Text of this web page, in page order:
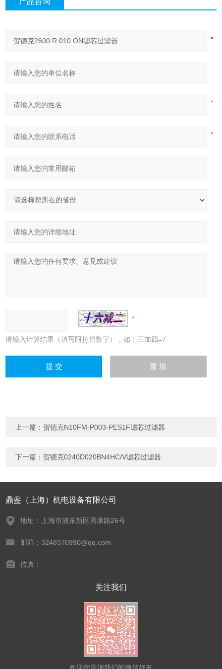
请输入计算结果（填写阿拉伯数字），如：三加四=7
上一篇：贺德克N10FM-P003-PES1F滤芯过滤器
下一篇：贺德克0240D020BN4HC/V滤芯过滤器
鼎銮（上海）机电设备有限公司
地址：上海市浦东新区周康路26号
邮箱：3248370990@qq.com
传真：
关注我们